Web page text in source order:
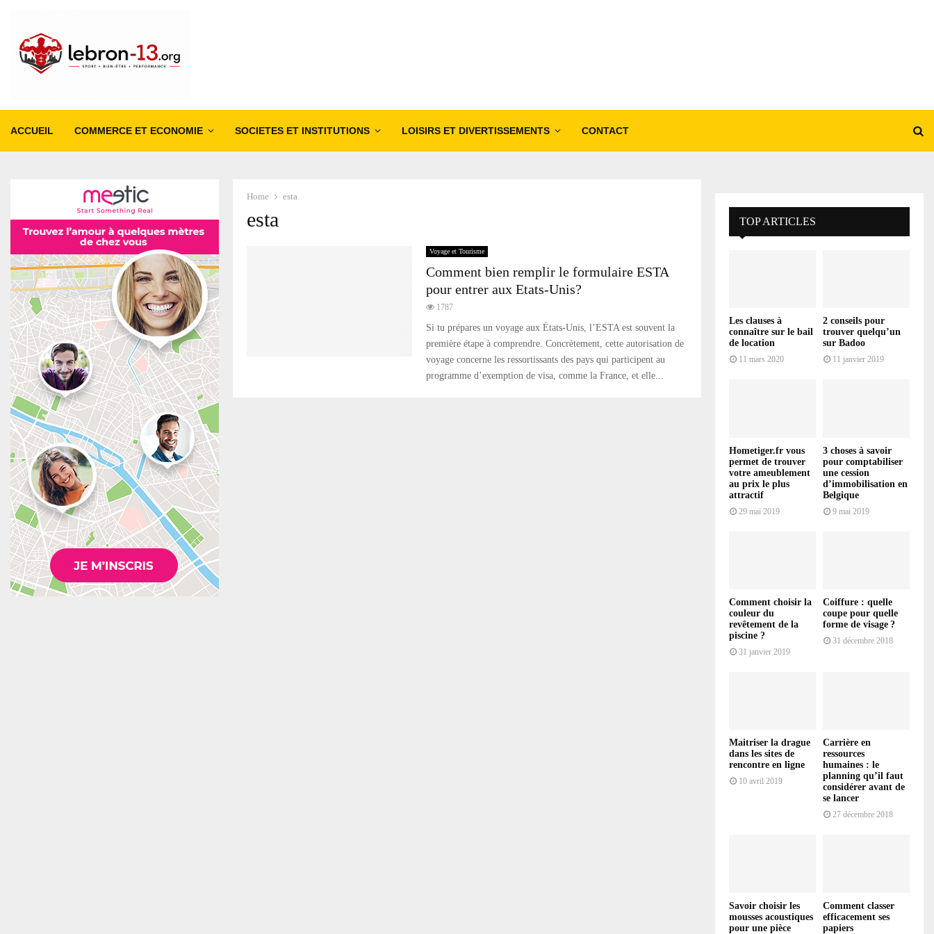
ACCUEIL COMMERCE ET ECONOMIE SOCIETES ET INSTITUTIONS LOISIRS ET DIVERTISSEMENTS CONTACT
Home esta
esta
Voyage et Tourisme
Comment bien remplir le formulaire ESTA
pour entrer aux Etats-Unis?
1787
Si tu prépares un voyage aux États-Unis, l’ESTA est souvent la
première étape à comprendre. Concrètement, cette autorisation de
voyage concerne les ressortissants des pays qui participent au
programme d’exemption de visa, comme la France, et elle...
TOP ARTICLES
Les clauses à
connaître sur le bail
de location
11 mars 2020
2 conseils pour
trouver quelqu’un
sur Badoo
11 janvier 2019
Hometiger.fr vous
permet de trouver
votre ameublement
au prix le plus
attractif
29 mai 2019
3 choses à savoir
pour comptabiliser
une cession
d’immobilisation en
Belgique
9 mai 2019
Comment choisir la
couleur du
revêtement de la
piscine ?
31 janvier 2019
Coiffure : quelle
coupe pour quelle
forme de visage ?
31 décembre 2018
Maitriser la drague
dans les sites de
rencontre en ligne
10 avril 2019
Carrière en
ressources
humaines : le
planning qu’il faut
considérer avant de
se lancer
27 décembre 2018
Savoir choisir les
mousses acoustiques
pour une pièce
Comment classer
efficacement ses
papiers